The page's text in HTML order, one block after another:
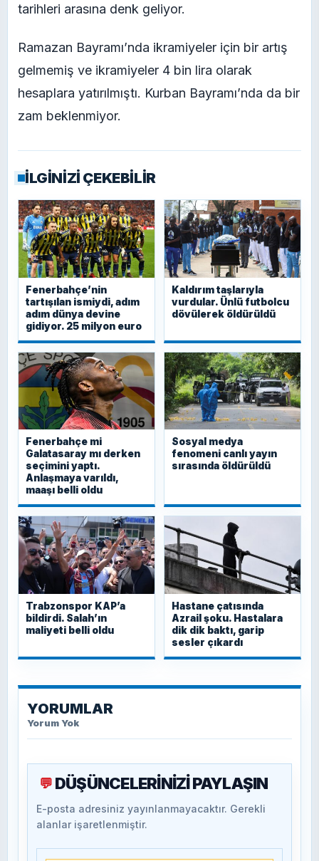
tarihleri arasına denk geliyor.
Ramazan Bayramı’nda ikramiyeler için bir artış
gelmemiş ve ikramiyeler 4 bin lira olarak
hesaplara yatırılmıştı. Kurban Bayramı’nda da bir
zam beklenmiyor.
İLGİNİZİ ÇEKEBİLİR
Fenerbahçe’nin
tartışılan ismiydi, adım
adım dünya devine
gidiyor. 25 milyon euro
Kaldırım taşlarıyla
vurdular. Ünlü futbolcu
dövülerek öldürüldü
Fenerbahçe mi
Galatasaray mı derken
seçimini yaptı.
Anlaşmaya varıldı,
maaşı belli oldu
Sosyal medya
fenomeni canlı yayın
sırasında öldürüldü
Trabzonspor KAP’a
bildirdi. Salah’ın
maliyeti belli oldu
Hastane çatısında
Azrail şoku. Hastalara
dik dik baktı, garip
sesler çıkardı
YORUMLAR
Yorum Yok
💬 DÜŞÜNCELERİNİZİ PAYLAŞIN
E-posta adresiniz yayınlanmayacaktır. Gerekli
alanlar işaretlenmiştir.